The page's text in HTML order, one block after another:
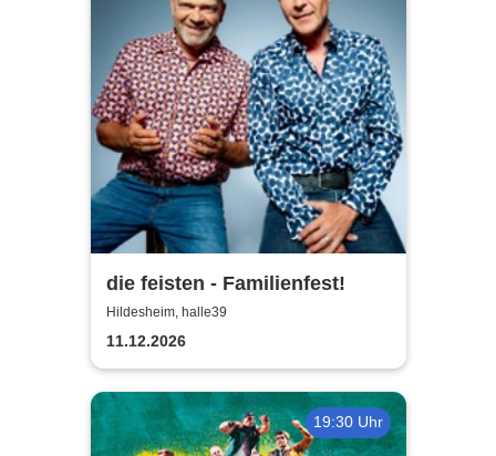
die feisten - Familienfest!
Hildesheim, halle39
11.12.2026
19:30 Uhr